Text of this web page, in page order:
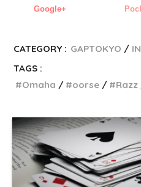
Google+
CATEGORY : GAPTOKYO
TAGS :
Omaha
oorse Razz